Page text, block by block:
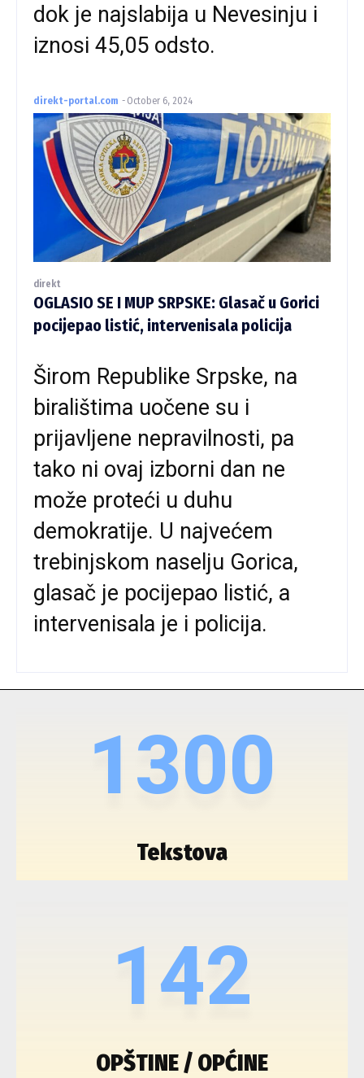
dok je najslabija u Nevesinju i
iznosi 45,05 odsto.
direkt-portal.com - October 6, 2024
direkt
OGLASIO SE I MUP SRPSKE: Glasač u Gorici
pocijepao listić, intervenisala policija
Širom Republike Srpske, na
biralištima uočene su i
prijavljene nepravilnosti, pa
tako ni ovaj izborni dan ne
može proteći u duhu
demokratije. U najvećem
trebinjskom naselju Gorica,
glasač je pocijepao listić, a
intervenisala je i policija.
1300
Tekstova
142
OPŠTINE / OPĆINE